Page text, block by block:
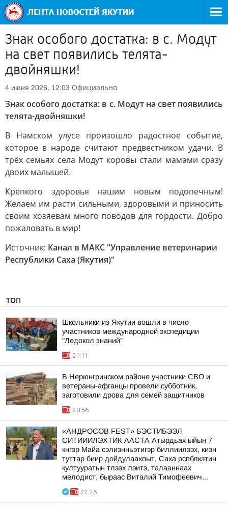
Знак особого достатка: в с. Модут
на свет появились телята-
двойняшки!
4 июня 2026, 12:03 Официально
Знак особого достатка: в с. Модут на свет появились
телята-двойняшки!
В Намском улусе произошло радостное событие,
которое в народе считают предвестником удачи. В
трёх семьях села Модут коровы стали мамами сразу
двоих малышей.
Крепкого здоровья нашим новым подопечным!
Желаем им расти сильными, здоровыми и приносить
своим хозяевам много поводов для гордости. Добро
пожаловать в мир!
Источник: Канал в МАКС "Управление ветеринарии
Республики Саха (Якутия)"
ТОП
Школьники из Якутии вошли в число
участников международной экспедиции
"Ледокол знаний"
21:11
В Нерюнгринском районе участники СВО и
ветераны-афганцы провели субботник,
заготовили дрова для семей защитников
20:56
«АНДРОСОВ FEST» БЭСТИБЭЭЛ
СИТИИИЛЭХТИК ААСТА Атырдьах ыйын 7
кнгэр Майа сэлиэнньэтигэр биллиилээх, киэн
туттар биир дойдулаахпыт, Саха рспблкэтин
култууратын тлээх лэитэ, талааннаах
мелодист, быраас Виталий Тимофеевич...
22:26